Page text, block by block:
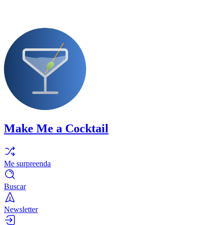
Make Me a Cocktail
Me surpreenda
Buscar
Newsletter